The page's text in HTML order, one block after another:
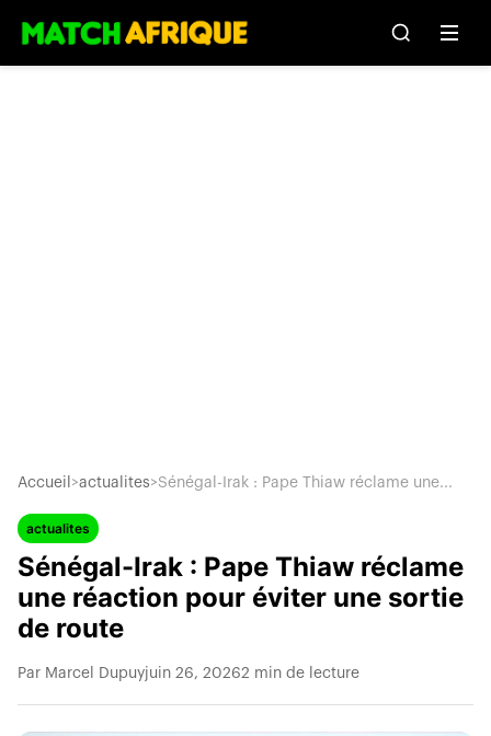
Accueil >actualites>Sénégal-Irak : Pape Thiaw réclame une...
actualites
Sénégal-Irak : Pape Thiaw réclame
une réaction pour éviter une sortie
de route
Par Marcel Dupuyjuin 26, 20262 min de lecture